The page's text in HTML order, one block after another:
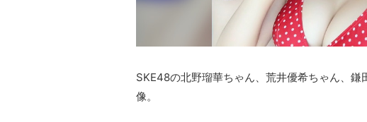
SKE48の北野瑠華ちゃん、荒井優希ちゃん、
像。